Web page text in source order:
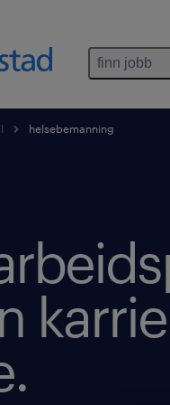
finn jobb
helsebemanning